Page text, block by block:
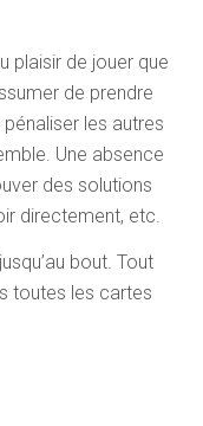
plaisir de jouer que
de prendre
les autres
Une absence
des solutions
directement, etc.
bout. Tout
toutes les cartes